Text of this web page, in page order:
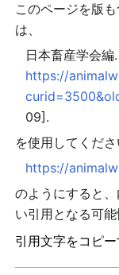
このページを版
は、
日本畜産学会
https://
09].
を使用してくださ
https://
のようにすると
い引用となる可
引用文字をコピー